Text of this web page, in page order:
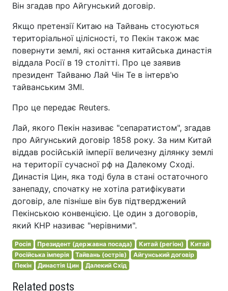
Він згадав про Айгунський договір.
Якщо претензії Китаю на Тайвань стосуються
територіальної цілісності, то Пекін також має
повернути землі, які остання китайська династія
віддала Росії в 19 столітті. Про це заявив
президент Тайваню Лай Чін Те в інтерв'ю
тайванським ЗМІ.
Про це передає Reuters.
Лай, якого Пекін називає "сепаратистом", згадав
про Айгунський договір 1858 року. За ним Китай
віддав російській імперії величезну ділянку землі
на території сучасної рф на Далекому Сході.
Династія Цин, яка тоді була в стані остаточного
занепаду, спочатку не хотіла ратифікувати
договір, але пізніше він був підтверджений
Пекінською конвенцією. Це один з договорів,
який КНР називає "нерівними".
Росія Президент (державна посада) Китай (регіон)
Китай
Російська імперія
Тайвань (острів)
Айгунський договір
Пекін
Династія Цин Далекий Схід
Related posts